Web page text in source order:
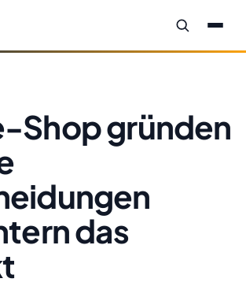
Shop gründen
das